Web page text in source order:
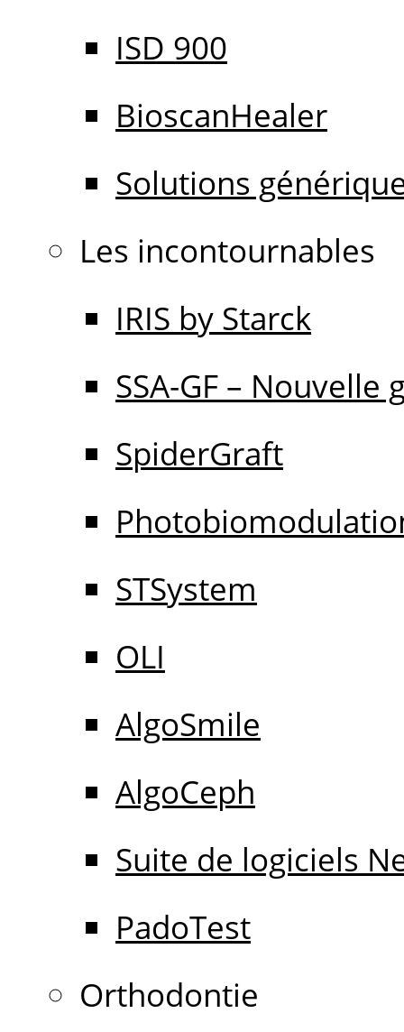
ISD 900
BioscanHealer
Solutions
Les incontournables
IRIS by Starck
SSA-GF – Nouvelle
SpiderGraft
STSystem
OLI
AlgoSmile
AlgoCeph
Suite de logiciels
PadoTest
Orthodontie